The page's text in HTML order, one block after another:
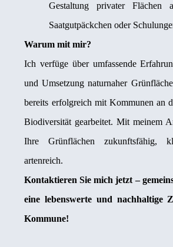
Gestaltung privater
Saatgutpäckchen oder
Warum mit mir?
Ich verfüge über umfassende
und Umsetzung naturnaher
bereits erfolgreich mit Kommunen an
Biodiversität gearbeitet. Mit meinem
Ihre Grünflächen zukunftsfähig,
artenreich.
Kontaktieren Sie mich jetzt –
eine lebenswerte und
Kommune!